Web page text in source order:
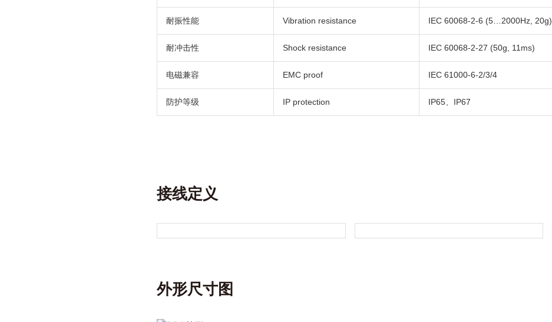
耐振性能 Vibration resistance IEC 60068-2-6 (5…2000Hz, 20g)
耐冲击性 Shock resistance IEC 60068-2-27 (50g, 11ms)
电磁兼容 EMC proof IEC 61000-6-2/3/4
防护等级 IP protection IP65、IP67
接线定义
外形尺寸图